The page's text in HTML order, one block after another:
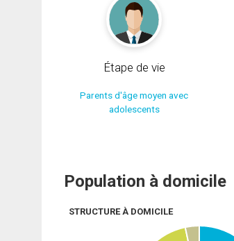
Étape de vie
Parents d'âge moyen avec
adolescents
Population à domicile
STRUCTURE À DOMICILE